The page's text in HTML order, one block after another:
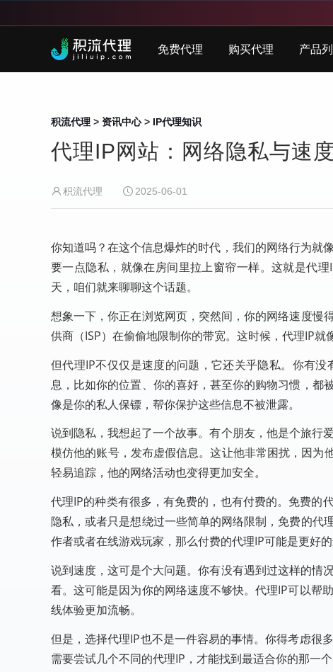
免费代理 购买代理 产品
积流代理 > 资讯中心> IP代理知识
代理IP网站：网络隐私与速
积流代理 2025-06-01
你知道吗？在这个信息爆炸的时代，我们的网络行为就
要一点隐私，就像在房间里拉上窗帘一样。这就是代
天，咱们就来聊聊这个话题。
想象一下，你正在浏览网页，突然间，你的网络速度慢
供商（ISP）在偷偷地限制你的带宽。这时候，代理IP
但代理IP不仅仅是速度的问题，它还关乎隐私。你有
息，比如你的位置、你的喜好，甚至你的购物习惯，都
像是你的私人保镖，帮你保护这些信息不被泄露。
说到隐私，我想起了一个故事。有个朋友，他是个旅行
模仿他的账号，发布虚假信息。这让他非常困扰，因为
轻易追踪，他的网络活动也变得更加安全。
代理IP的种类有很多，有免费的，也有付费的。免费的
隐私，或者只是想绕过一些简单的网络限制，免费的代
作者或者在线游戏玩家，那么付费的代理IP可能是更好的
说到速度，这可是个大问题。你有没有遇到过这样的情
看。这可能是因为你的网络速度不够快。代理IP可以帮
线体验更加流畅。
但是，选择代理IP也不是一件容易的事情。你得考虑很
需要尝试几个不同的代理IP，才能找到最适合你的那一